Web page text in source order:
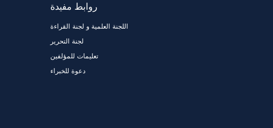
روابط مفيدة
اللجنة العلمية و لجنة القراءة
لجنة التحرير
تعليمات للمؤلفين
دعوة للخبراء